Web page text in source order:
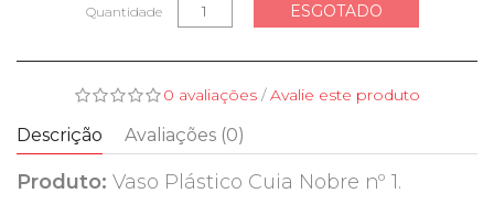
Quantidade ESGOTADO
0 avaliações/Avalie este produto
Descrição Avaliações (0)
Produto: Vaso Plástico Cuia Nobre nº 1.